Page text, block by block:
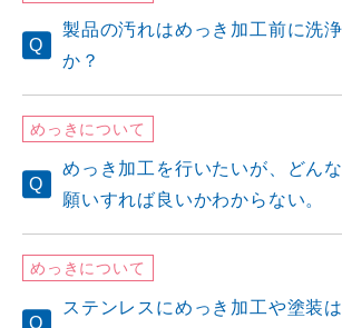
製品の汚れはめっき加工前に洗
か？
めっき加工を行いたいが、どん
願いすれば良いかわからない。
めっきについて
ステンレスにめっき加工や塗装
めっきについて